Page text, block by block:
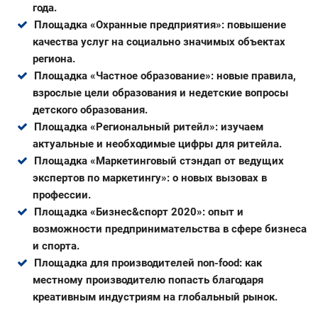
года.
Площадка «Охранные предприятия»: повышение
качества услуг на социально значимых объектах
региона.
Площадка «Частное образование»: новые правила,
взрослые цели образования и недетские вопросы
детского образования.
Площадка «Региональный ритейл»: изучаем
актуальные и необходимые цифры для ритейла.
Площадка «Маркетинговый стэндап от ведущих
экспертов по маркетингу»: о новых вызовах в
профессии.
Площадка «Бизнес&спорт 2020»: опыт и
возможности предпринимательства в сфере бизнеса
и спорта.
Площадка для производителей non-food: как
местному производителю попасть благодаря
креативным индустриям на глобальный рынок.